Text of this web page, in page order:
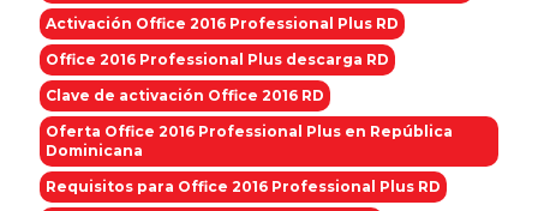
Activación Office 2016 Professional Plus RD
Office 2016 Professional Plus descarga RD
Clave de activación Office 2016 RD
Oferta Office 2016 Professional Plus en República
Dominicana
Requisitos para Office 2016 Professional Plus RD